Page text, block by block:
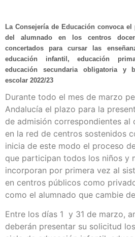
La Consejería de Educación convoca
del alumnado en los centros
concertados para cursar las
educación infantil, educación
educación secundaria obligatoria y
escolar 2022/23
Durante todo el mes de marzo
Andalucía el plazo para la
de admisión correspondientes
en la red de centros sostenidos
inicia de este modo el proceso
que participan todos los niños y
incorporan por primera vez al
en centros públicos como
como el alumnado que cambie
Entre los días 1 y 31 de marzo,
deberán presentar su solicitud